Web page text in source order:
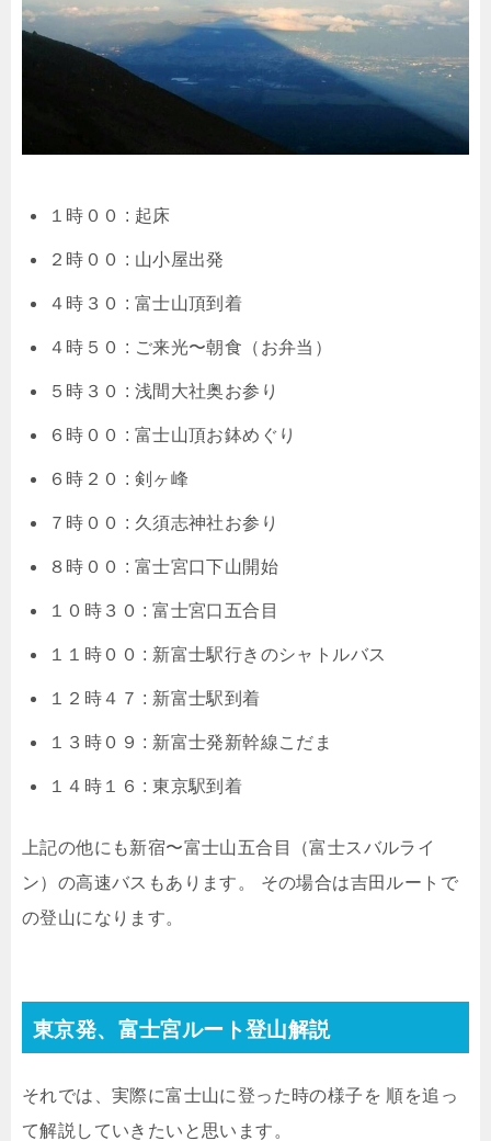
１時００ : 起床
２時００ : 山小屋出発
４時３０ : 富士山頂到着
４時５０ : ご来光〜朝食（お弁当）
５時３０ : 浅間大社奥お参り
６時００ : 富士山頂お鉢めぐり
６時２０ : 剣ヶ峰
７時００ : 久須志神社お参り
８時００ : 富士宮口下山開始
１０時３０ : 富士宮口五合目
１１時００ : 新富士駅行きのシャトルバス
１２時４７ : 新富士駅到着
１３時０９ : 新富士発新幹線こだま
１４時１６ : 東京駅到着
上記の他にも新宿〜富士山五合目（富士スバルライ
ン）の高速バスもあります。
その場合は吉田ルートで
の登山になります。
東京発、富士宮ルート登山解説
それでは、実際に富士山に登った時の様子を 順を追っ
て解説していきたいと思います。